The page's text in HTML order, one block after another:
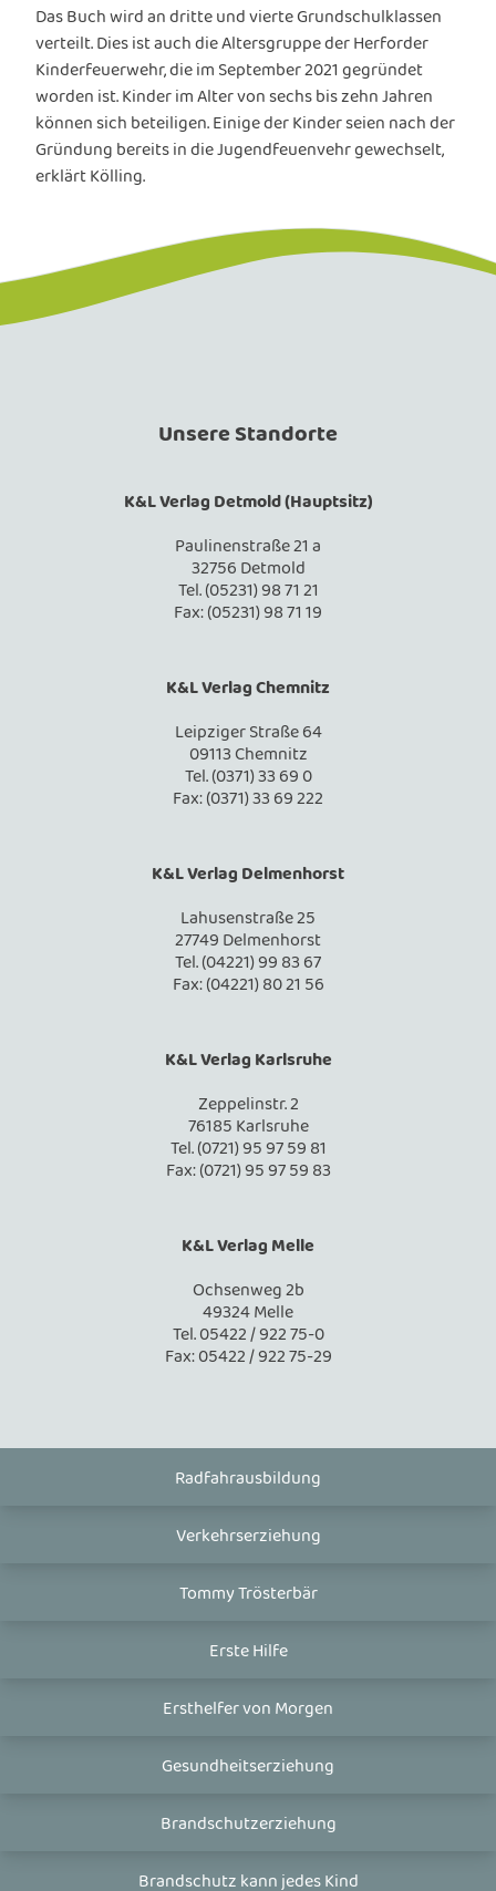
Das Buch wird an dritte und vierte Grundschulklassen
verteilt. Dies ist auch die Altersgruppe der Herforder
Kinderfeuerwehr, die im September 2021 gegründet
worden ist. Kinder im Alter von sechs bis zehn Jahren
können sich beteiligen. Einige der Kinder seien nach der
Gründung bereits in die Jugendfeuenvehr gewechselt,
erklärt Kölling.
Unsere Standorte
K&L Verlag Detmold (Hauptsitz)
Paulinenstraße 21 a
32756 Detmold
Tel. (05231) 98 71 21
Fax: (05231) 98 71 19
K&L Verlag Chemnitz
Leipziger Straße 64
09113 Chemnitz
Tel. (0371) 33 69 0
Fax: (0371) 33 69 222
K&L Verlag Delmenhorst
Lahusenstraße 25
27749 Delmenhorst
Tel. (04221) 99 83 67
Fax: (04221) 80 21 56
K&L Verlag Karlsruhe
Zeppelinstr. 2
76185 Karlsruhe
Tel. (0721) 95 97 59 81
Fax: (0721) 95 97 59 83
K&L Verlag Melle
Ochsenweg 2b
49324 Melle
Tel. 05422 / 922 75-0
Fax: 05422 / 922 75-29
Radfahrausbildung
Verkehrserziehung
Tommy Trösterbär
Erste Hilfe
Ersthelfer von Morgen
Gesundheitserziehung
Brandschutzerziehung
Brandschutz kann jedes Kind